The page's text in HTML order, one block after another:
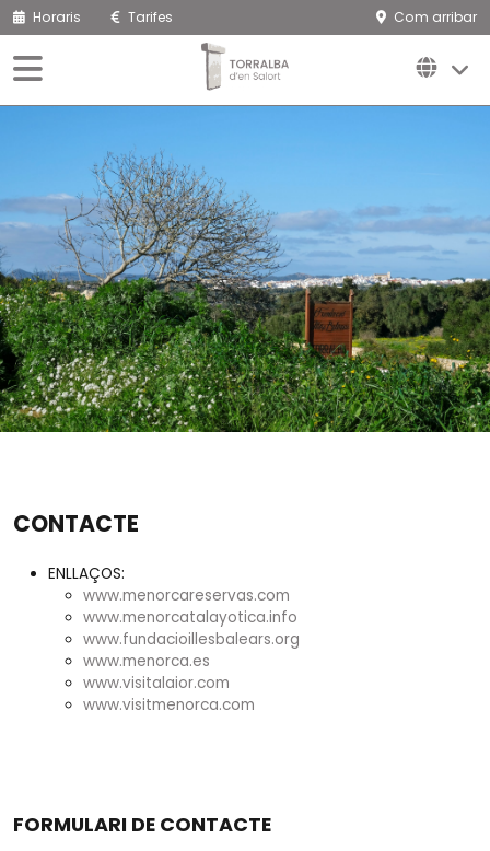
Horaris Tarifes Com arribar
CONTACTE
ENLLAÇOS:
www.menorcareservas.com
www.menorcatalayotica.info
www.fundacioillesbalears.org
www.menorca.es
www.visitalaior.com
www.visitmenorca.com
FORMULARI DE CONTACTE